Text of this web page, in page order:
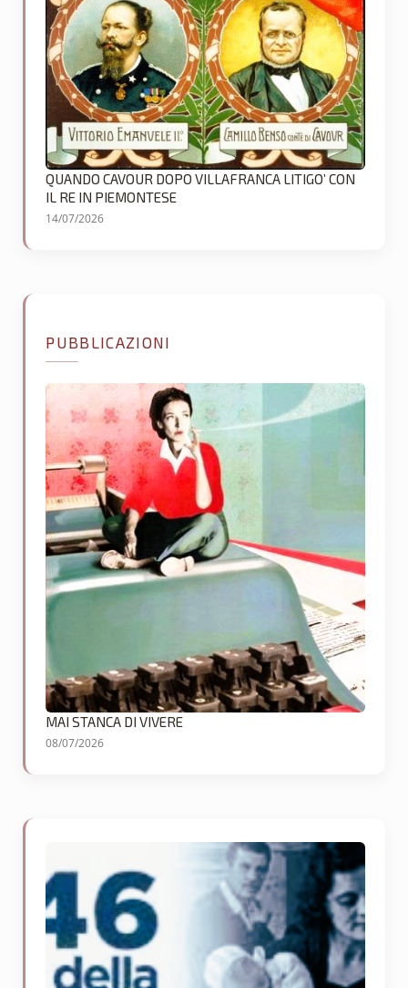
QUANDO CAVOUR DOPO VILLAFRANCA LITIGO’ CON
IL RE IN PIEMONTESE
14/07/2026
PUBBLICAZIONI
MAI STANCA DI VIVERE
08/07/2026